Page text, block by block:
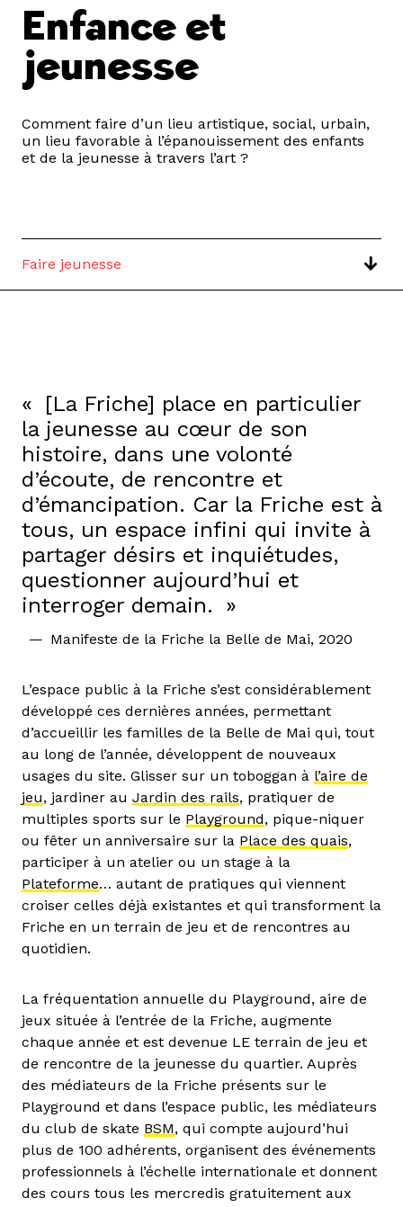
Enfance et
jeunesse
Comment faire d’un lieu artistique, social, urbain,
un lieu favorable à l’épanouissement des enfants
et de la jeunesse à travers l’art ?
Faire jeunesse
[La Friche] place en particulier
la jeunesse au cœur de son
histoire, dans une volonté
d’écoute, de rencontre et
d’émancipation. Car la Friche est à
tous, un espace infini qui invite à
partager désirs et inquiétudes,
questionner aujourd’hui et
interroger demain.
Manifeste de la Friche la Belle de Mai, 2020
L’espace public à la Friche s’est considérablement
développé ces dernières années, permettant
d’accueillir les familles de la Belle de Mai qui, tout
au long de l’année, développent de nouveaux
usages du site. Glisser sur un toboggan à l’aire de
jeu, jardiner au Jardin des rails, pratiquer de
multiples sports sur le Playground, pique-niquer
ou fêter un anniversaire sur la Place des quais,
participer à un atelier ou un stage à la
Plateforme… autant de pratiques qui viennent
croiser celles déjà existantes et qui transforment la
Friche en un terrain de jeu et de rencontres au
quotidien.
La fréquentation annuelle du Playground, aire de
jeux située à l’entrée de la Friche, augmente
chaque année et est devenue LE terrain de jeu et
de rencontre de la jeunesse du quartier. Auprès
des médiateurs de la Friche présents sur le
Playground et dans l’espace public, les médiateurs
du club de skate BSM, qui compte aujourd’hui
plus de 100 adhérents, organisent des événements
professionnels à l’échelle internationale et donnent
des cours tous les mercredis gratuitement aux